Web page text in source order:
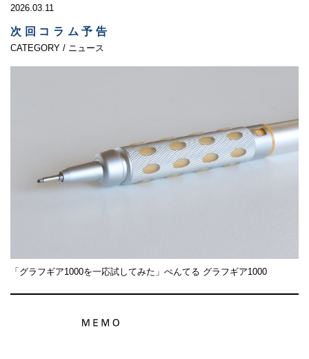
2026.03.11
次回コラム予告
CATEGORY / ニュース
「グラフギア1000を一応試してみた」ぺんてる グラフギア1000